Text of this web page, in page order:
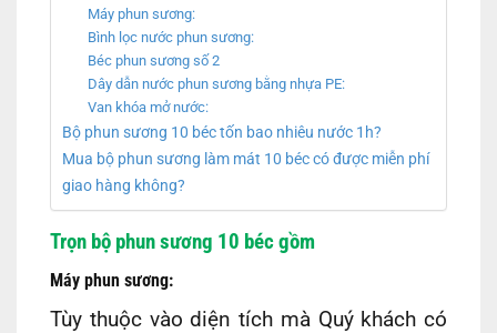
Máy phun sương:
Bình lọc nước phun sương:
Béc phun sương số 2
Dây dẫn nước phun sương bằng nhựa PE:
Van khóa mở nước:
Bộ phun sương 10 béc tốn bao nhiêu nước 1h?
Mua bộ phun sương làm mát 10 béc có được miễn phí
giao hàng không?
Trọn bộ phun sương 10 béc gồm
Máy phun sương:
Tùy thuộc vào diện tích mà Quý khách có